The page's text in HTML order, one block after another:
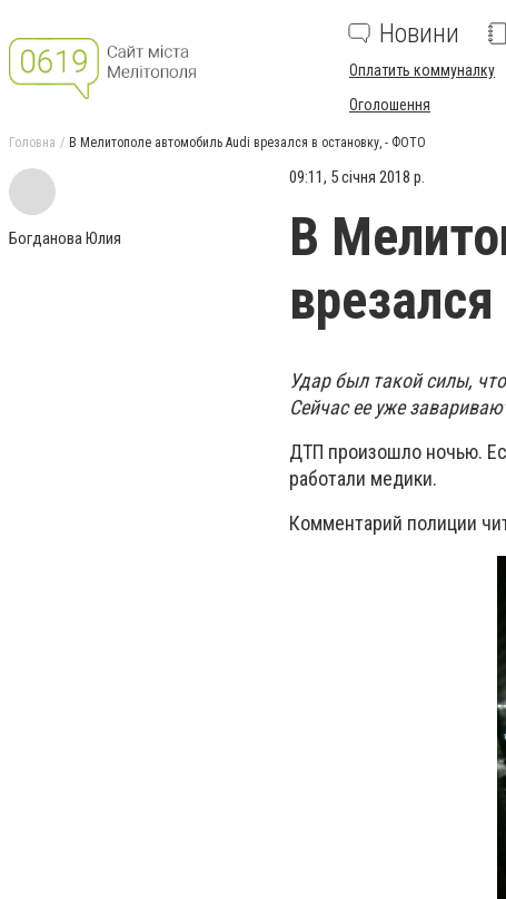
Новини
Оплатить коммуналку
Оголошення
Головна В Мелитополе автомобиль Audi врезался в остановку, - ФОТО
Богданова Юлия
09:11, 5 січня 2018 р.
В
Удар был такой силы,
Сейчас ее уже
ДТП произошло ночью.
работали медики.
Комментарий полиции